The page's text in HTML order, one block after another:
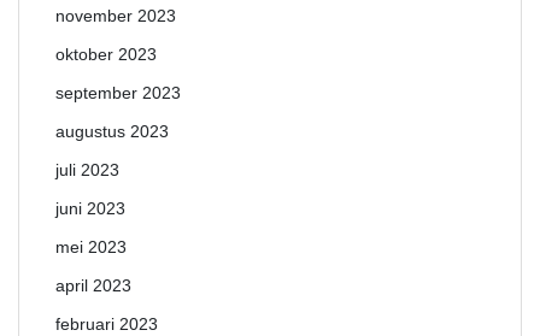
november 2023
oktober 2023
september 2023
augustus 2023
juli 2023
juni 2023
mei 2023
april 2023
februari 2023